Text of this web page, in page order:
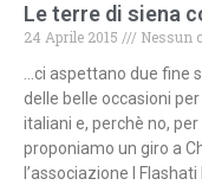
Le terre di siena
24 Aprile 2015
Nessun
…ci aspettano due fine
delle belle occasioni
italiani e, perchè no,
proponiamo un giro a
l’associazione I